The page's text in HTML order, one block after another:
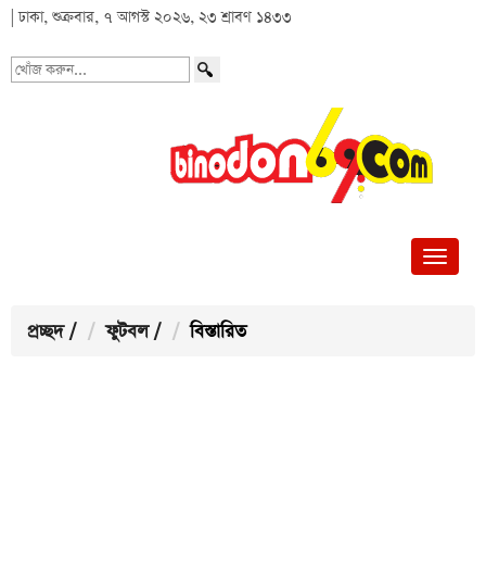
| ঢাকা, শুক্রবার, ৭ আগস্ট ২০২৬, ২৩ শ্রাবণ ১৪৩৩
খোঁজ
প্রচ্ছদ / ফুটবল / বিস্তারিত